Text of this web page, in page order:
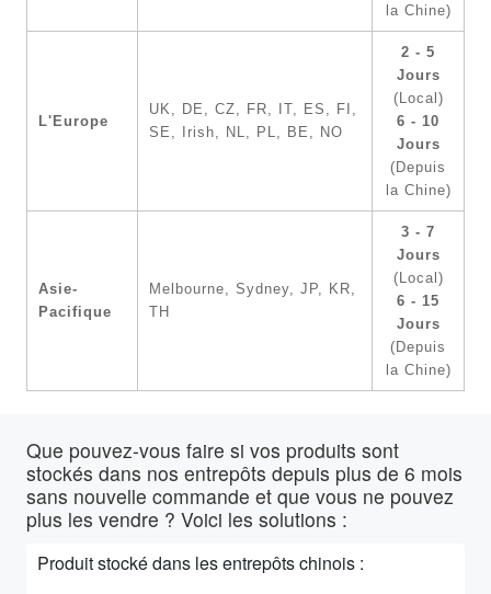
la Chine)
L'Europe
UK, DE, CZ, FR, IT, ES, FI,
SE, Irish, NL, PL, BE, NO
2 - 5
Jours
(Local)
6 - 10
Jours
(Depuis
la Chine)
Asie-
Pacifique
Melbourne, Sydney, JP, KR,
TH
3 - 7
Jours
(Local)
6 - 15
Jours
(Depuis
la Chine)
Que pouvez-vous faire si vos produits sont
stockés dans nos entrepôts depuis plus de 6 mois
sans nouvelle commande et que vous ne pouvez
plus les vendre ? Voici les solutions :
Produit stocké dans les entrepôts chinois :